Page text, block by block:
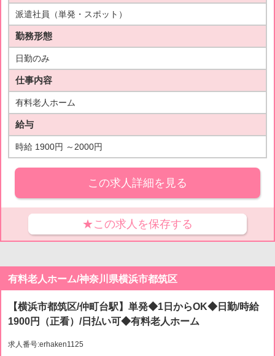
派遣社員（単発・スポット）
勤務形態
日勤のみ
仕事内容
有料老人ホーム
給与
時給 1900円 ～2000円
この求人詳細を見る
★この求人を保存する
有料老人ホーム/神奈川県横浜市都筑区
【横浜市都筑区/仲町台駅】単発◆1日からOK◆日勤/時給
1900円（正看）/日払い可◆有料老人ホーム
求人番号:erhaken1125